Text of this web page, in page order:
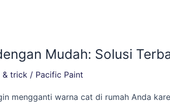
Mudah: Solusi
& trick / Pacific Paint
mengganti warna cat di rumah Anda